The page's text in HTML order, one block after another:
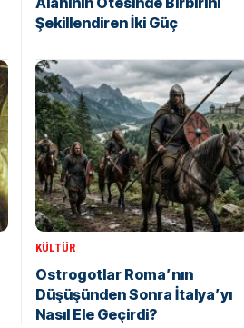
Şekillendiren İki Güç
KÜLTÜR
Ostrogotlar Roma’nın
Düşüşünden Sonra İtalya’yı
Nasıl Ele Geçirdi?